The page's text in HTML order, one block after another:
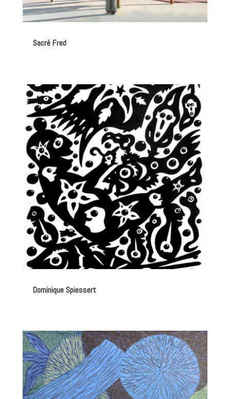
Sacré Fred
Dominique Spiessert